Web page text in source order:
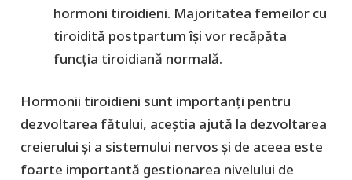
hormoni tiroidieni. Majoritatea femeilor cu
tiroidită postpartum își vor recăpăta
funcția tiroidiană normală.
Hormonii tiroidieni sunt importanți pentru
dezvoltarea fătului, aceștia ajută la dezvoltarea
creierului și a sistemului nervos și de aceea este
foarte importantă gestionarea nivelului de